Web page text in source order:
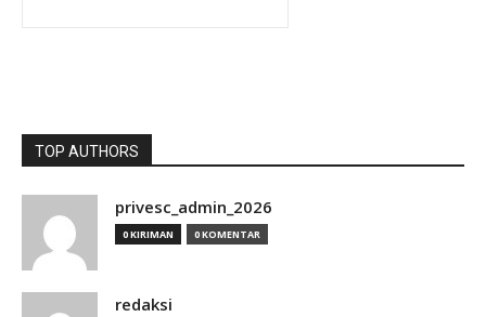
TOP AUTHORS
privesc_admin_2026
0 KIRIMAN 0 KOMENTAR
redaksi